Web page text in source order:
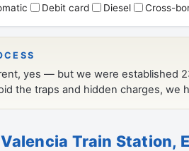
Valencia Train Station,